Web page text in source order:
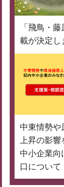
「飛鳥・
載が決定し
中東情勢や
上昇の影響
中小企業向
口について